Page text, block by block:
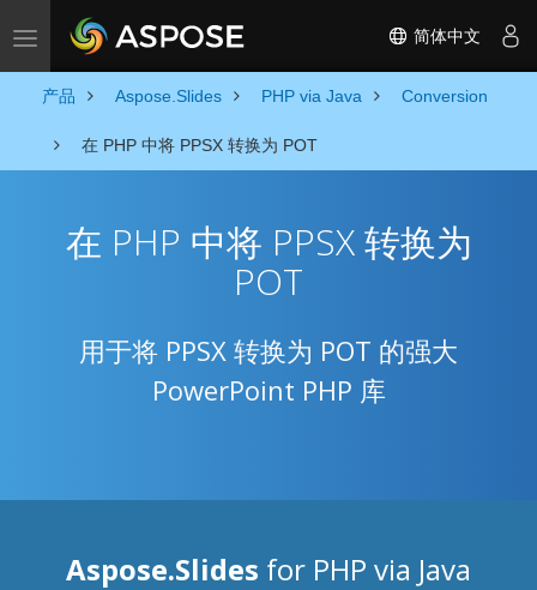
Toggle navigation 简体中文
产品 Aspose.Slides PHP via Java Conversion
在 PHP 中将 PPSX 转换为 POT
在 PHP 中将 PPSX 转换为
POT
用于将 PPSX 转换为 POT 的强大
PowerPoint PHP 库
Aspose.Slides for PHP via Java